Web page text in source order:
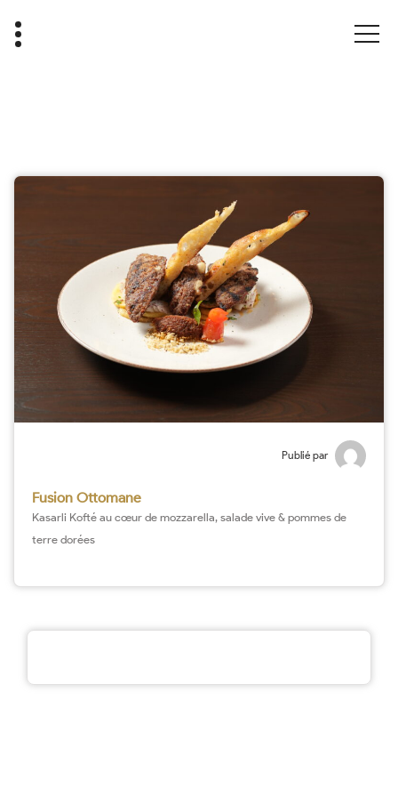
Publié par
Fusion Ottomane
Kasarli Kofté au cœur de mozzarella, salade vive & pommes de
terre dorées